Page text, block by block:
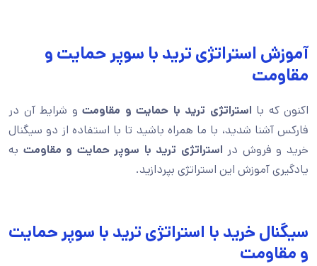
آموزش استراتژی ترید با سوپر حمایت و
مقاومت
اکنون که با استراتژی ترید با حمایت و مقاومت و شرایط آن در
فارکس آشنا شدید، با ما همراه باشید تا با استفاده از دو سیگنال
خرید و فروش در استراتژی ترید با سوپر حمایت و مقاومت به
یادگیری آموزش این استراتژی بپردازید.
سیگنال خرید با استراتژی ترید با سوپر حمایت
و مقاومت